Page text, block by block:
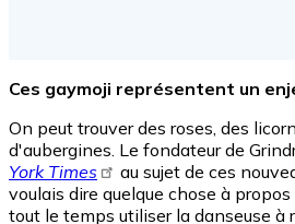
Ces gaymoji représentent un
On peut trouver des roses, des
d'aubergines. Le fondateur de
York Times
au sujet de ces
voulais dire quelque chose à
tout le temps utiliser la danseuse à